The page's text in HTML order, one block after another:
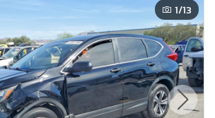
1/13